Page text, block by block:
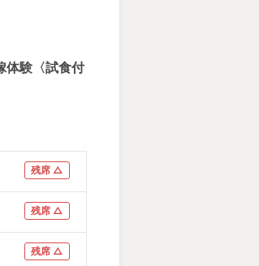
体験〈試食付
残席 △
残席 △
残席 △